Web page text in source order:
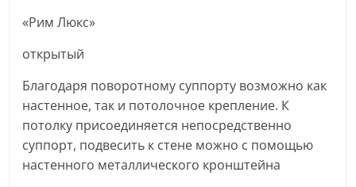
«Рим Люкс»
открытый
Благодаря поворотному суппорту возможно как
настенное, так и потолочное крепление. К
потолку присоединяется непосредственно
суппорт, подвесить к стене можно с помощью
настенного металлического кронштейна